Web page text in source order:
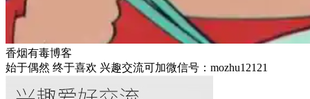
香烟有毒博客
始于偶然 终于喜欢 兴趣交流可加微信号：mozhu12121